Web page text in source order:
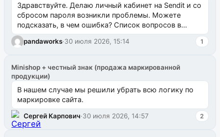
Здравствуйте. Делаю личный кабинет на Sendit и со
сбросом пароля возникли проблемы. Можете
подсказать, в чем ошибка? Список вопросов в
одноименном разделе на modx.pro пока пуст, и,...
pandaworks·30 июля 2026, 15:14 1
Minishop + честный знак (продажа маркированной
продукции)
В нашем случае мы решили убрать всю логику по
маркировке сайта.
Сергей Карпович·30 июля 2026, 14:57 2